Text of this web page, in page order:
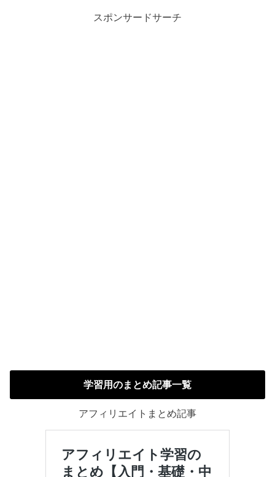
スポンサードサーチ
学習用のまとめ記事一覧
アフィリエイトまとめ記事